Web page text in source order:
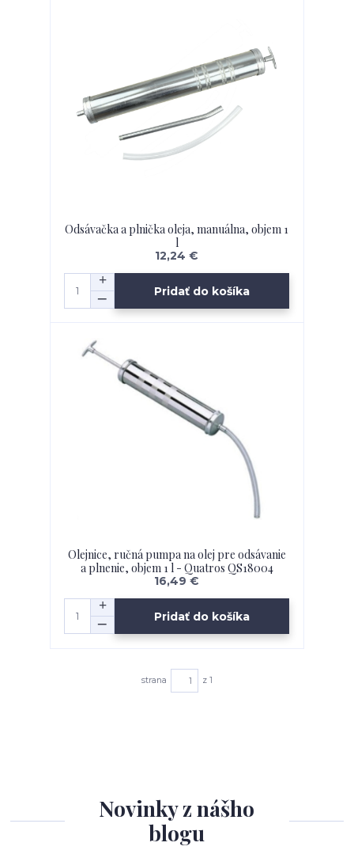
Odsávačka a plnička oleja, manuálna, objem 1
l
12,24 €
Pridať do košíka
Olejnice, ručná pumpa na olej pre odsávanie
a plnenie, objem 1 l - Quatros QS18004
16,49 €
Pridať do košíka
strana z 1
Novinky z nášho
blogu